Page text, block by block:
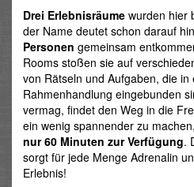
Drei Erlebnisräume wurden hier
der Name deutet schon darauf
Personen gemeinsam
Rooms stoßen sie auf
von Rätseln und Aufgaben, die
Rahmenhandlung eingebunden
vermag, findet den Weg in die
ein wenig spannender zu
nur 60 Minuten zur Verfügung.
sorgt für jede Menge Adrenalin
Erlebnis!